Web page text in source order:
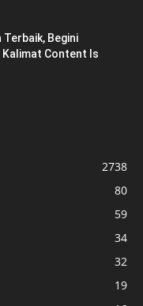
Terbaik, Begini
Kalimat Content Is
2738
80
59
34
32
19